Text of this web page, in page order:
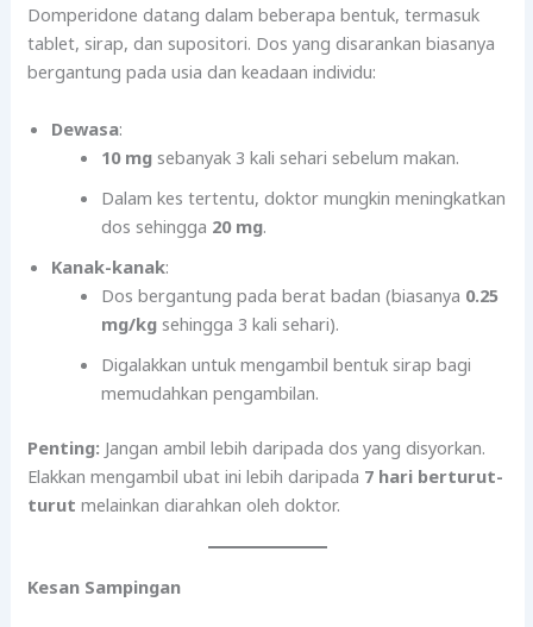
Domperidone datang dalam beberapa bentuk, termasuk
tablet, sirap, dan supositori. Dos yang disarankan biasanya
bergantung pada usia dan keadaan individu:
Dewasa:
10 mg sebanyak 3 kali sehari sebelum makan.
Dalam kes tertentu, doktor mungkin meningkatkan
dos sehingga 20 mg.
Kanak-kanak:
Dos bergantung pada berat badan (biasanya 0.25
mg/kg sehingga 3 kali sehari).
Digalakkan untuk mengambil bentuk sirap bagi
memudahkan pengambilan.
Penting: Jangan ambil lebih daripada dos yang disyorkan.
Elakkan mengambil ubat ini lebih daripada 7 hari berturut-
turut melainkan diarahkan oleh doktor.
Kesan Sampingan